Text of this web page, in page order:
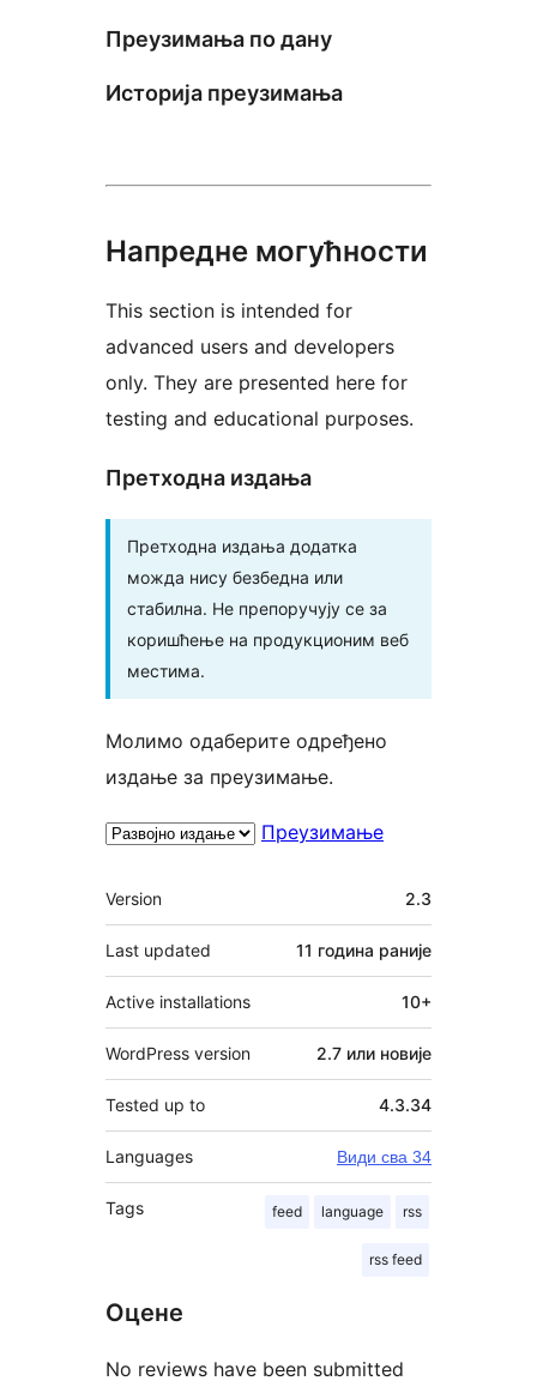
Преузимања по дану
Историја преузимања
Напредне могућности
This section is intended for
advanced users and developers
only. They are presented here for
testing and educational purposes.
Претходна издања
Претходна издања додатка
можда нису безбедна или
стабилна. Не препоручују се за
коришћење на продукционим веб
местима.
Молимо одаберите одређено
издање за преузимање.
Преузимање
Мета
Version 2.3
Last updated 11 година раније
Active installations 10+
WordPress version 2.7 или новије
Tested up to 4.3.34
Languages Види сва 34
Tags feed language rss
rss feed
Оцене
No reviews have been submitted